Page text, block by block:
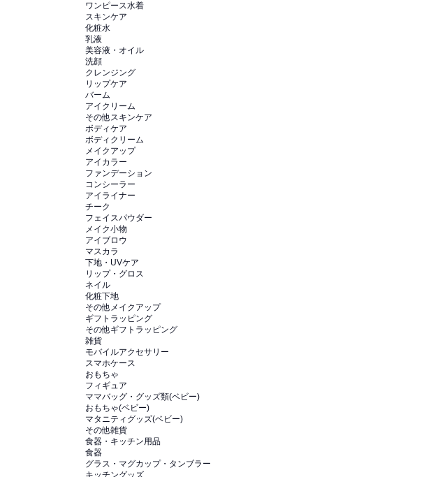
ワンピース水着
スキンケア
化粧水
乳液
美容液・オイル
洗顔
クレンジング
リップケア
バーム
アイクリーム
その他スキンケア
ボディケア
ボディクリーム
メイクアップ
アイカラー
ファンデーション
コンシーラー
アイライナー
チーク
フェイスパウダー
メイク小物
アイブロウ
マスカラ
下地・UVケア
リップ・グロス
ネイル
化粧下地
その他メイクアップ
ギフトラッピング
その他ギフトラッピング
雑貨
モバイルアクセサリー
スマホケース
おもちゃ
フィギュア
ママバッグ・グッズ類(ベビー)
おもちゃ(ベビー)
マタニティグッズ(ベビー)
その他雑貨
食器・キッチン用品
食器
グラス・マグカップ・タンブラー
キッチングッズ